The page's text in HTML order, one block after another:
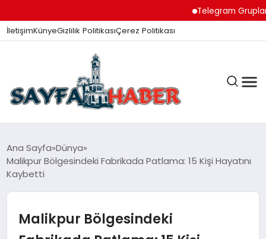
Telegram Grupları
İletişimKünyeGizlilik PolitikasıÇerez Politikası
ANA SAYFA
GÜNDEM
İZMIR HABERLERI
Ana Sayfa Dünya
Malikpur Bölgesindeki Fabrikada Patlama: 15 Kişi Hayatını
Kaybetti
Malikpur Bölgesindeki